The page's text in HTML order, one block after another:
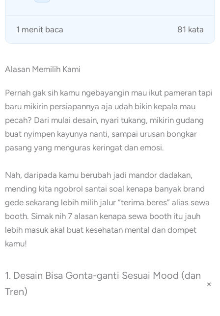
1 menit baca 81 kata
Alasan Memilih Kami
Pernah gak sih kamu ngebayangin mau ikut pameran tapi
baru mikirin persiapannya aja udah bikin kepala mau
pecah? Dari mulai desain, nyari tukang, mikirin gudang
buat nyimpen kayunya nanti, sampai urusan bongkar
pasang yang menguras keringat dan emosi.
Nah, daripada kamu berubah jadi mandor dadakan,
mending kita ngobrol santai soal kenapa banyak brand
gede sekarang lebih milih jalur “terima beres” alias sewa
booth. Simak nih 7 alasan kenapa sewa booth itu jauh
lebih masuk akal buat kesehatan mental dan dompet
kamu!
1. Desain Bisa Gonta-ganti Sesuai Mood (dan
Tren)
+